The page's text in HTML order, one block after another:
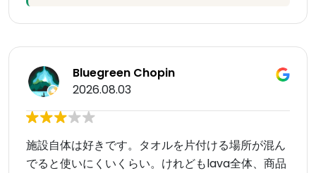
Bluegreen Chopin
2026.08.03
施設自体は好きです。タオルを片付ける場所が混ん
でると使いにくいくらい。けれどもlava全体、商品